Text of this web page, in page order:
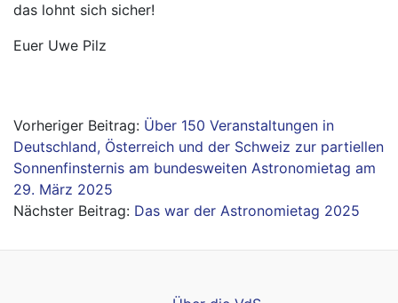
das lohnt sich sicher!
Euer Uwe Pilz
BeitragsnavigationÜber 150 Veranstaltungen in
Deutschland, Österreich und der Schweiz zur partiellen
Sonnenfinsternis am bundesweiten Astronomietag am
29. März 2025
Das war der Astronomietag 2025